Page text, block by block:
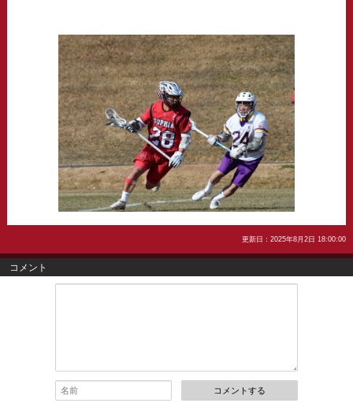
更新日：2025年8月2日 18:00:00
コメント
コメントする